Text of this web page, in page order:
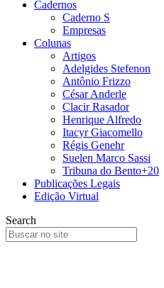
Cadernos
Caderno S
Empresas
Colunas
Artigos
Adelgides Stefenon
Antônio Frizzo
César Anderle
Clacir Rasador
Henrique Alfredo
Itacyr Giacomello
Régis Genehr
Suelen Marco Sassi
Tribuna do Bento+20
Publicações Legais
Edição Virtual
Search